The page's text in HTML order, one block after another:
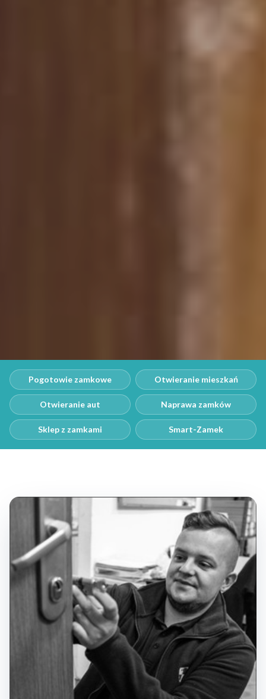
Pogotowie zamkowe Otwieranie mieszkań
Otwieranie aut Naprawa zamków
Sklep z zamkami Smart-Zamek